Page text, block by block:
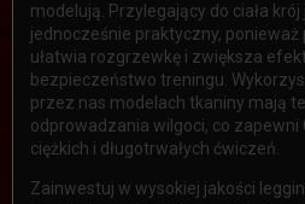
modelują. Przylegający do ciała
jednocześnie praktyczny, ponieważ
ułatwia rozgrzewkę i zwiększa
bezpieczeństwo treningu.
przez nas modelach tkaniny mają
odprowadzania wilgoci, co
ciężkich i długotrwałych ćwiczeń.
Zainwestuj w wysokiej jakości